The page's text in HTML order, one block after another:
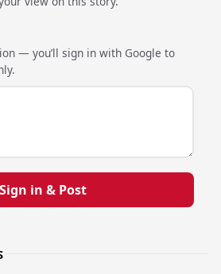
— you’ll sign in with Google to
Sign in & Post